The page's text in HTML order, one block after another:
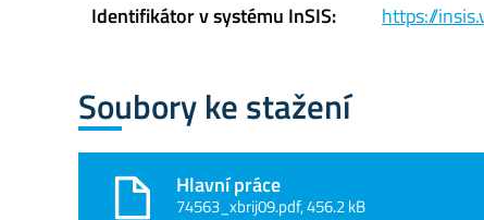
Identifikátor v systému InSIS:
https://
Soubory ke stažení
Hlavní práce
74563_xbrij09.pdf, 456.2 kB